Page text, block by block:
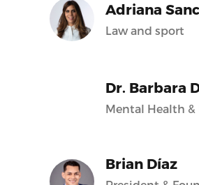
Adriana
Law and sport
Dr. Barbara
Mental Health &
Brian Díaz